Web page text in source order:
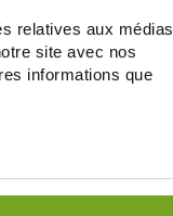
relatives aux médias
site avec nos
informations que
HOMME 30